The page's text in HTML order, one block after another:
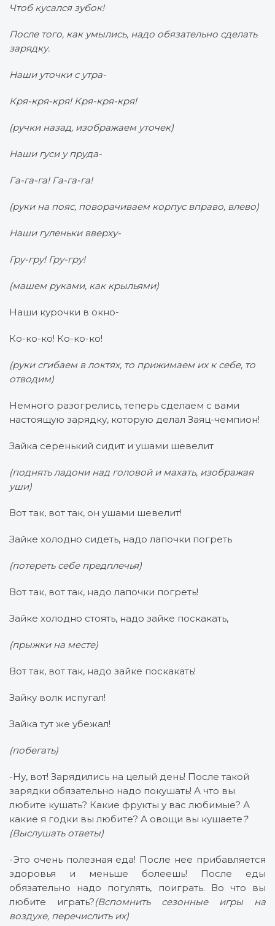
Чтоб кусался зубок!
После того, как умылись, надо обязательно сделать
зарядку.
Наши уточки с утра-
Кря-кря-кря! Кря-кря-кря!
(ручки назад, изображаем уточек)
Наши гуси у пруда-
Га-га-га! Га-га-га!
(руки на пояс, поворачиваем корпус вправо, влево)
Наши гуленьки вверху-
Гру-гру! Гру-гру!
(машем руками, как крыльями)
Наши курочки в окно-
Ко-ко-ко! Ко-ко-ко!
(руки сгибаем в локтях, то прижимаем их к себе, то
отводим)
Немного разогрелись, теперь сделаем с вами
настоящую зарядку, которую делал Заяц-чемпион!
Зайка серенький сидит и ушами шевелит
(поднять ладони над головой и махать, изображая
уши)
Вот так, вот так, он ушами шевелит!
Зайке холодно сидеть, надо лапочки погреть
(потереть себе предплечья)
Вот так, вот так, надо лапочки погреть!
Зайке холодно стоять, надо зайке поскакать,
(прыжки на месте)
Вот так, вот так, надо зайке поскакать!
Зайку волк испугал!
Зайка тут же убежал!
(побегать)
-Ну, вот! Зарядились на целый день! После такой
зарядки обязательно надо покушать! А что вы
любите кушать? Какие фрукты у вас любимые? А
какие я годки вы любите? А овощи вы кушаете ?
(Выслушать ответы)
-Это очень полезная еда! После нее прибавляется
здоровья и меньше болеешь! После еды
обязательно надо погулять, поиграть. Во что вы
любите играть?(Вспомнить сезонные игры на
воздухе, перечислить их)